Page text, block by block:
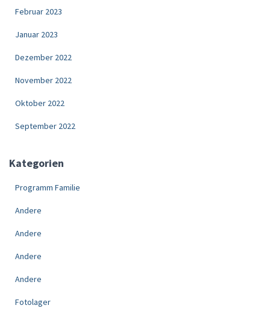
Februar 2023
Januar 2023
Dezember 2022
November 2022
Oktober 2022
September 2022
Kategorien
Programm Familie
Andere
Andere
Andere
Andere
Fotolager